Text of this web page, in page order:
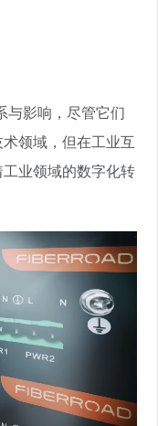
与影响，尽管它们
领域，但在工业互
业领域的数字化转